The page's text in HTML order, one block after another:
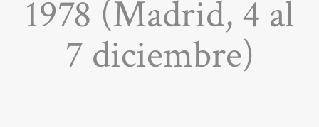
1978 (Madrid, 4 al
7 diciembre)